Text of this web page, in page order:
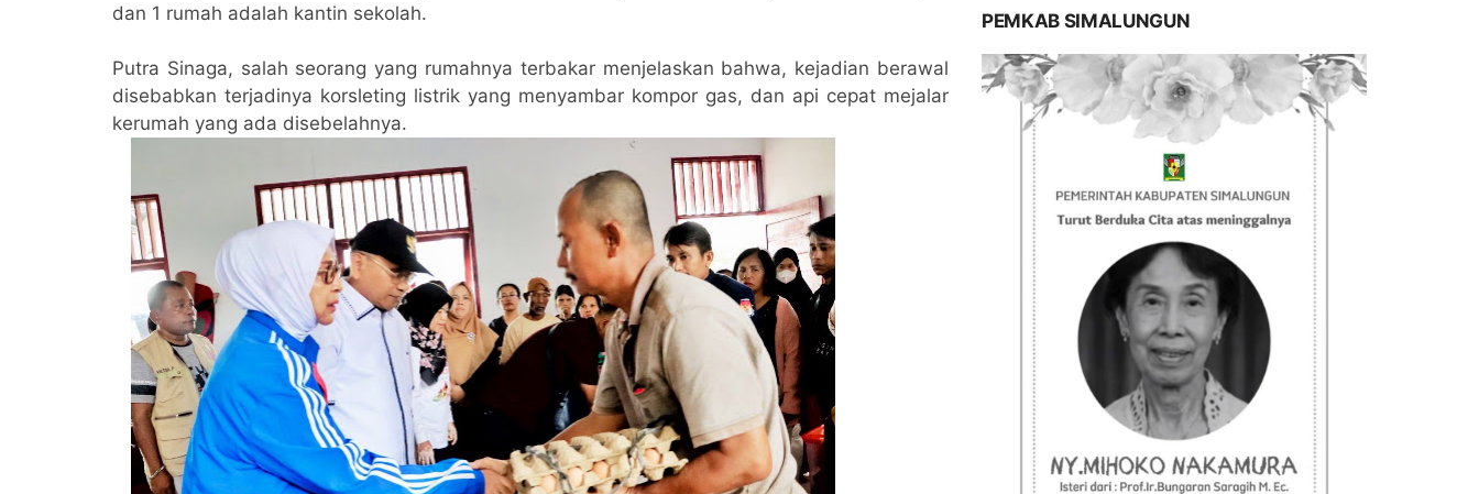
dan 1 rumah adalah kantin sekolah.
Putra Sinaga, salah seorang yang rumahnya terbakar menjelaskan bahwa, kejadian berawal
disebabkan terjadinya korsleting listrik yang menyambar kompor gas, dan api cepat mejalar
kerumah yang ada disebelahnya.
PEMKAB SIMALUNGUN